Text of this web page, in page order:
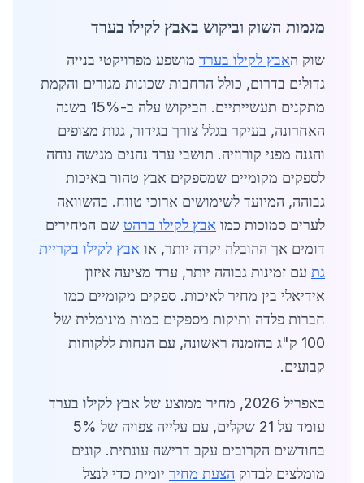
מגמות השוק וביקוש באבץ לקילו בערד
שוק האבץ לקילו בערד מושפע מפרויקטי בנייה
גדולים בדרום, כולל הרחבות שכונות מגורים והקמת
מתקנים תעשייתיים. הביקוש עלה ב-15% בשנה
האחרונה, בעיקר בגלל צורך בגידור, גגות מצופים
והגנה מפני קורוזיה. תושבי ערד נהנים מגישה נוחה
לספקים מקומיים שמספקים אבץ טהור באיכות
גבוהה, המיועד לשימושים ארוכי טווח. בהשוואה
לערים סמוכות כמו אבץ לקילו ברהט שם המחירים
דומים אך ההובלה יקרה יותר, או אבץ לקילו בקריית
גת עם זמינות גבוהה יותר, ערד מציעה איזון
אידיאלי בין מחיר לאיכות. ספקים מקומיים כמו
חברות פלדה ותיקות מספקים כמות מינימלית של
100 ק"ג בהזמנה ראשונה, עם הנחות ללקוחות
קבועים.
באפריל 2026, מחיר ממוצע של אבץ לקילו בערד
עומד על 21 שקלים, עם עלייה צפויה של 5%
בחודשים הקרובים עקב דרישה עונתית. קונים
מומלצים לבדוק הצעת מחיר יומית כדי לנצל